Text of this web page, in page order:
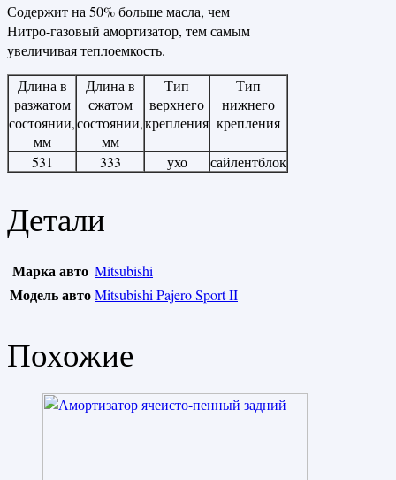
Содержит на 50% больше масла, чем
Нитро-газовый амортизатор, тем самым
увеличивая теплоемкость.
Длина в
разжатом
состоянии,
мм
Длина в
сжатом
состоянии,
мм
Тип
верхнего
крепления
Тип
нижнего
крепления
531 333 ухо сайлентблок
Детали
Марка авто Mitsubishi
Модель автоMitsubishi Pajero Sport II
Похожие